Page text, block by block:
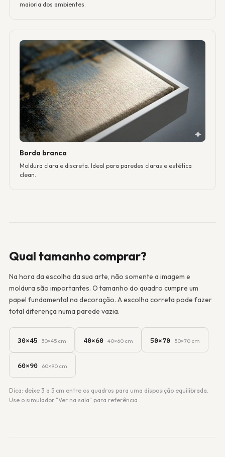
maioria dos ambientes.
Borda branca
Moldura clara e discreta. Ideal para paredes claras e estética
clean.
Qual tamanho comprar?
Na hora da escolha da sua arte, não somente a imagem e
moldura são importantes. O tamanho do quadro cumpre um
papel fundamental na decoração. A escolha correta pode fazer
total diferença numa parede vazia.
30×45 30×45 cm 40×60 40×60 cm 50×70 50×70 cm
60×90 60×90 cm
Dica: deixe 3 a 5 cm entre os quadros para uma disposição equilibrada.
Use o simulador "Ver na sala" para referência.